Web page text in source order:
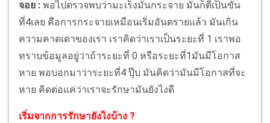
จอย : พอไปตรวจพบว่ามะเร็งมันกระจาย มันก็ตีเป็นขั้น
ที่4เลย คือการกระจายเหมือนเริ่มอันตรายแล้ว มันเกิน
ความคาดเดาของเรา เราคิดว่าเราเป็นระยะที่ 1 เราพอ
ทราบข้อมูลอยู่ว่าถ้าระยะที่ 0 หรือระยะที่1มันมีโอกาส
หาย พอบอกมาว่าระยะที่4 ปุ๊บ มันคิดว่ามันมีโอกาสที่จะ
หาย คิดต่อแค่ว่าเราจะรักษามันยังไงดี
เริ่มจากการรักษายังไงบ้าง ?